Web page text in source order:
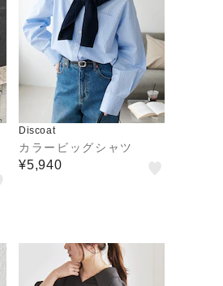
Discoat
カラービッグシャツ
¥5,940